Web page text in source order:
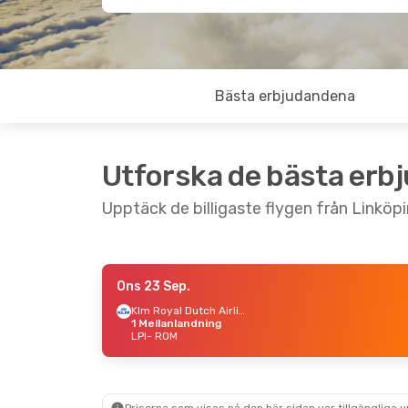
Bästa erbjudandena
Utforska de bästa
Upptäck de billigaste flygen från
- Tis 18 Aug.
Klm Royal Dutch Airlines
Ons 23 Sep.
Klm Royal Dutch Airlines
1 Mellanlandning
LPI- ROM